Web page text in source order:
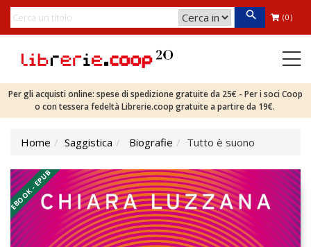
(0)
Per gli acquisti online: spese di spedizione gratuite da 25€ - Per i soci Coop
o con tessera fedeltà Librerie.coop gratuite a partire da 19€.
Home Saggistica Biografie Tutto è suono
EBOOK - EPUB